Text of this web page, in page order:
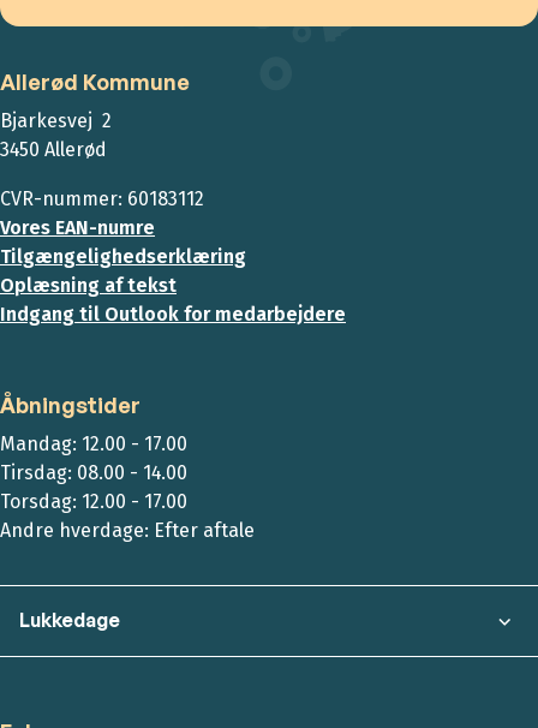
Allerød Kommune
Bjarkesvej 2
3450 Allerød
CVR-nummer: 60183112
Vores EAN-numre
Tilgængelighedserklæring
Oplæsning af tekst
Indgang til Outlook for medarbejdere
Åbningstider
Mandag: 12.00 - 17.00
Tirsdag: 08.00 - 14.00
Torsdag: 12.00 - 17.00
Andre hverdage: Efter aftale
Lukkedage